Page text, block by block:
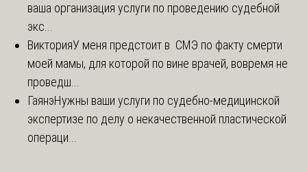
ваша организация услуги по проведению судебной
экс...
ВикторияУ меня предстоит в СМЭ по факту смерти
моей мамы, для которой по вине врачей, вовремя не
проведш...
ГаянэНужны ваши услуги по судебно-медицинской
экспертизе по делу о некачественной пластической
операци...